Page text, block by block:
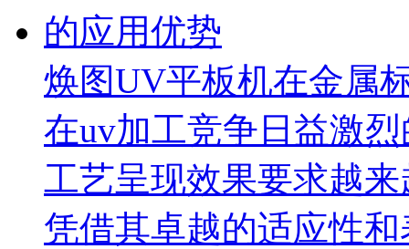
焕图UV平板机在金属
在uv加工竞争日益激
工艺呈现效果要求越
凭借其卓越的适应性